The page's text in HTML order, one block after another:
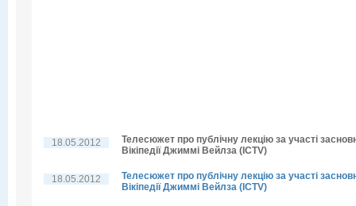
18.05.2012
Телесюжет про публічну лекцію за участі
Вікіпедії Джиммі Вейлза (ICTV)
18.05.2012
Телесюжет про публічну лекцію за участі
Вікіпедії Джиммі Вейлза (ICTV)